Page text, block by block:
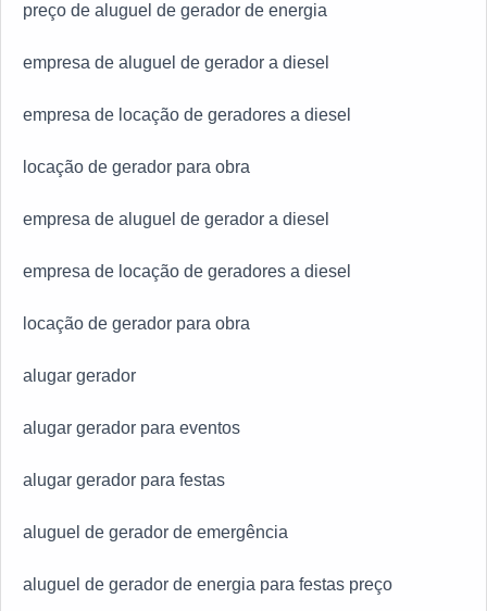
preço de aluguel de gerador de energia
empresa de aluguel de gerador a diesel
empresa de locação de geradores a diesel
locação de gerador para obra
empresa de aluguel de gerador a diesel
empresa de locação de geradores a diesel
locação de gerador para obra
alugar gerador
alugar gerador para eventos
alugar gerador para festas
aluguel de gerador de emergência
aluguel de gerador de energia para festas preço